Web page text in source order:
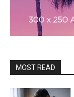
MOST READ